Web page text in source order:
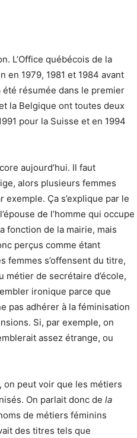
L’Office québécois de la
en 1979, 1981 et 1984 avant
résumée dans le premier
la Belgique ont toutes deux
pour la Suisse et en 1994
aujourd’hui. Il faut
alors plusieurs femmes
Ça s’explique par le
de l’homme qui occupe
fonction de la mairie, mais
perçus comme étant
femmes s’offensent du titre,
métier de secrétaire d’école,
ironique parce que
pas adhérer à la féminisation
Si, par exemple, on
assez étrange, ou
on peut voir que les métiers
On parlait donc de la
de métiers féminins
des titres tels que